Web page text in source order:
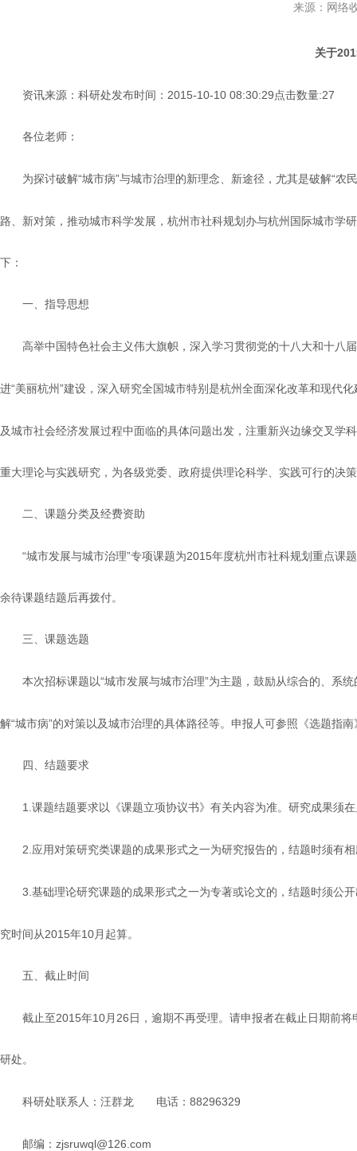
来源：网络
关于
资讯来源：科研处发布时间： 2015-10-10 08:30:29 点击数量:27
各位老师：
为探讨破解“城市病”与城市治理的新理念、新途径，尤其是破解“农
路、新对策，推动城市科学发展，杭州市社科规划办与杭州国际城市学
下：
一、指导思想
高举中国特色社会主义伟大旗帜，深入学习贯彻党的十八大和十八
进“美丽杭州 ”建设，深入研究全国城市特别是杭州全面深化改革和现代
及城市社会经济发展过程中面临的具体问题出发，注重新兴边缘交叉学
重大理论与实践研究，为各级党委、政府提供理论科学、实践可行的决
二、课题分类及经费资助
“城市发展与城市治理”专项课题为2015年度杭州市社科规划重点课
余待课题结题后再拨付。
三、课题选题
本次招标课题以“城市发展与城市治理”为主题，鼓励从综合的、系
解“城市病”的对策以及城市治理的具体路径等。申报人可参照《选题指
四、结题要求
1. 课题结题要求以《课题立项协议书》有关内容为准。研究成果须
2. 应用对策研究类课题的成果形式之一为研究报告的，结题时须有
3. 基础理论研究课题的成果形式之一为专著或论文的，结题时须公
究时间从2015年10月起算。
五、截止时间
截止至 2015年10月 26 日，逾期不再受理。请申报者在截止日期前将
研处。
科研处联系人：汪群龙 电话： 88296329
邮编： zjsruwql@126.com